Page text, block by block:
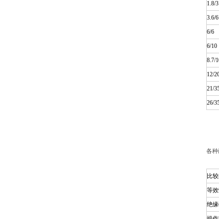
1.8/3
3.6/6
6/6
6/10
8.7/
12/
21/
26/
各
比
等
绝